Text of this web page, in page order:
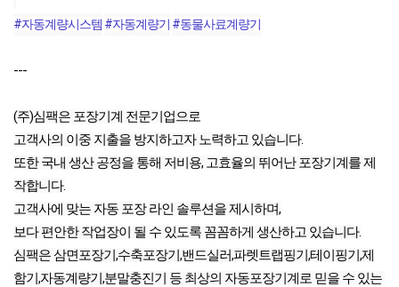
#자동계량시스템 #자동계량기 #동물사료계량기
---
(주)심팩은 포장기계 전문기업으로
고객사의 이중 지출을 방지하고자 노력하고 있습니다.
또한 국내 생산 공정을 통해 저비용, 고효율의 뛰어난 포장기계를 제
작합니다.
고객사에 맞는 자동 포장 라인 솔루션을 제시하며,
보다 편안한 작업장이 될 수 있도록 꼼꼼하게 생산하고 있습니다.
심팩은 삼면포장기,수축포장기,밴드실러,파렛트랩핑기,테이핑기,제
함기,자동계량기,분말충진기 등 최상의 자동포장기계로 믿을 수 있는